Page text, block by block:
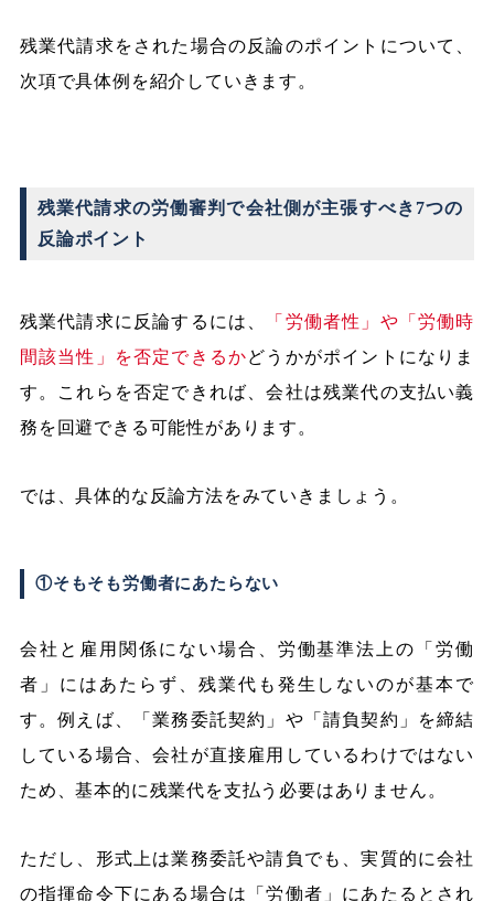
残業代請求をされた場合の反論のポイントについて、
次項で具体例を紹介していきます。
残業代請求の労働審判で会社側が主張すべき7つの
反論ポイント
残業代請求に反論するには、
「労働者性」や「労働時
間該当性」を否定できるかどうかがポイントになりま
す。これらを否定できれば、会社は残業代の支払い義
務を回避できる可能性があります。
では、具体的な反論方法をみていきましょう。
①そもそも労働者にあたらない
会社と雇用関係にない場合、労働基準法上の「労働
者」にはあたらず、残業代も発生しないのが基本で
す。例えば、「業務委託契約」や「請負契約」を締結
している場合、会社が直接雇用しているわけではない
ため、基本的に残業代を支払う必要はありません。
ただし、形式上は業務委託や請負でも、実質的に会社
の指揮命令下にある場合は「労働者」にあたるとされ